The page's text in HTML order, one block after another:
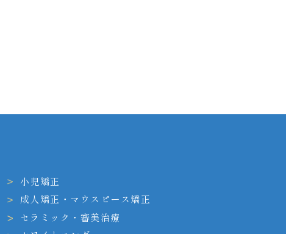
小児矯正
成人矯正・マウス ピース矯正
セラミック・審美 治療